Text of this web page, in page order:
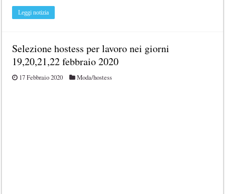
Leggi notizia
Selezione hostess per lavoro nei giorni
19,20,21,22 febbraio 2020
17 Febbraio 2020 Moda/hostess